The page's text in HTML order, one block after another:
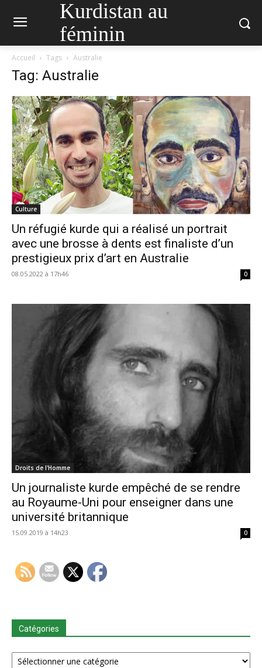
Kurdistan au
féminin
Accueil Tags Australie
Tag: Australie
Culture
Un réfugié kurde qui a réalisé un portrait
avec une brosse à dents est finaliste d’un
prestigieux prix d’art en Australie
08.05.2022 à 17h46 0
Droits de l'Homme
Un journaliste kurde empêché de se rendre
au Royaume-Uni pour enseigner dans une
université britannique
15.09.2019 à 14h23 0
Catégories
Catégories